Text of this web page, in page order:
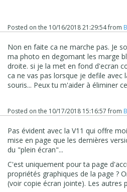
Posted on the 10/16/2018 21:29:54from
Non en faite ca ne marche pas. Je
ma photo en degomant les marge
droite. si je la met en fond d'ecran
ca ne vas pas lorsque je defile avec
souris... Peux tu m'aider à éliminer
Posted on the 10/17/2018 15:16:57from
Pas évident avec la V11 qui offre
mise en page que les dernières
du "plein écran"...
C'est uniquement pour ta page
propriétés graphiques de la page ?
(voir copie écran jointe). Les autres